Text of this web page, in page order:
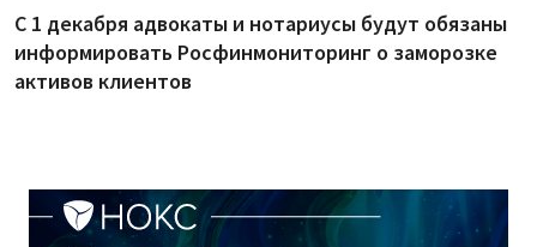
С 1 декабря адвокаты и нотариусы будут обязаны
информировать Росфинмониторинг о заморозке
активов клиентов